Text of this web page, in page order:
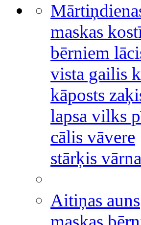
maskas
bērniem
vista gailis
kāposts
lapsa vilks
cālis vāvere
stārķis vārna
Aitiņas auns